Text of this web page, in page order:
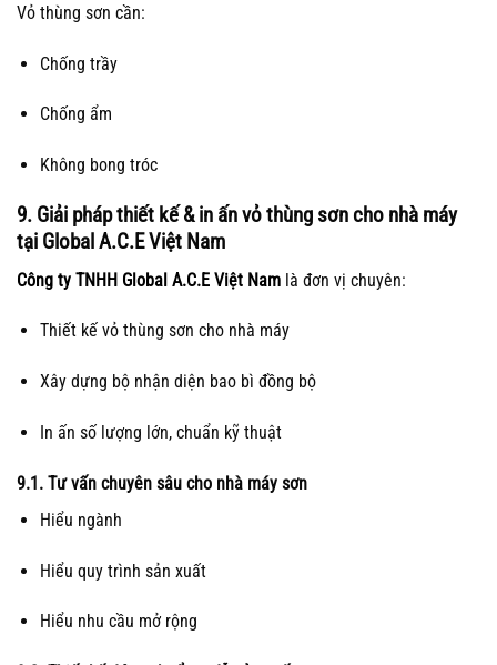
Vỏ thùng sơn cần:
Chống trầy
Chống ẩm
Không bong tróc
9. Giải pháp thiết kế & in ấn vỏ thùng sơn cho nhà máy
tại Global A.C.E Việt Nam
Công ty TNHH Global A.C.E Việt Nam là đơn vị chuyên:
Thiết kế vỏ thùng sơn cho nhà máy
Xây dựng bộ nhận diện bao bì đồng bộ
In ấn số lượng lớn, chuẩn kỹ thuật
9.1. Tư vấn chuyên sâu cho nhà máy sơn
Hiểu ngành
Hiểu quy trình sản xuất
Hiểu nhu cầu mở rộng